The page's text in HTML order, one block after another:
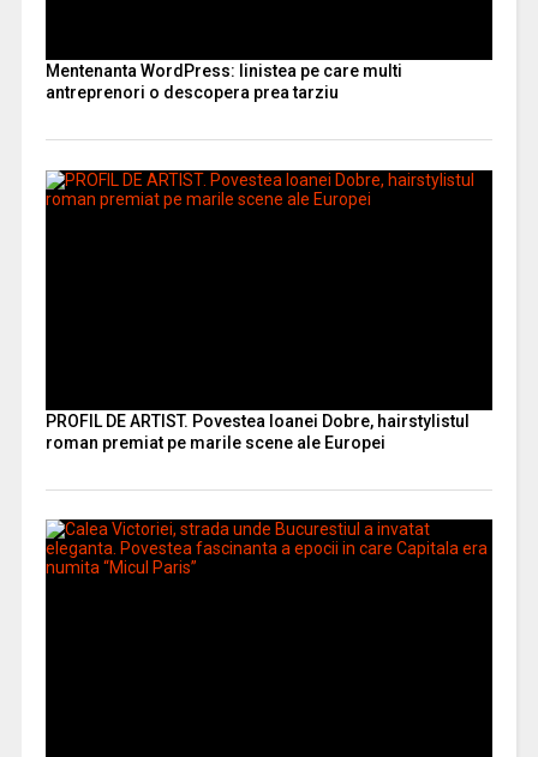
Mentenanta WordPress: linistea pe care multi
antreprenori o descopera prea tarziu
PROFIL DE ARTIST. Povestea Ioanei Dobre, hairstylistul
roman premiat pe marile scene ale Europei